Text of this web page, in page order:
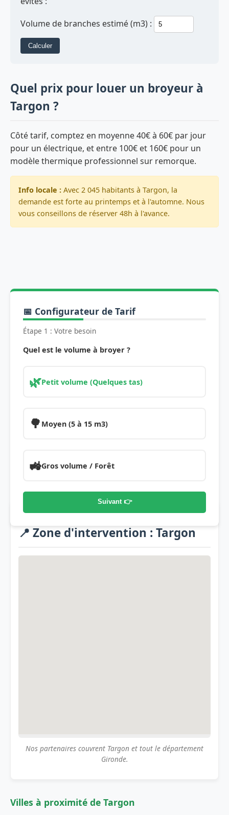
Volume de branches estimé (m3) :
Calculer
Quel prix pour louer un broyeur à
Targon ?
Côté tarif, comptez en moyenne 40€ à 60€ par jour
pour un électrique, et entre 100€ et 160€ pour un
modèle thermique professionnel sur remorque.
Info locale : Avec 2 045 habitants à Targon, la
demande est forte au printemps et à l'automne. Nous
vous conseillons de réserver 48h à l'avance.
📅 Configurateur de Tarif
Étape 1 : Votre besoin
Quel est le volume à broyer ?
🌿Petit volume (Quelques tas)
🌳 Moyen (5 à 15 m3)
🚜Gros volume / Forêt
Suivant 👉
📍 Zone d'intervention : Targon
Nos partenaires couvrent Targon et tout le département
Gironde.
Villes à proximité de Targon